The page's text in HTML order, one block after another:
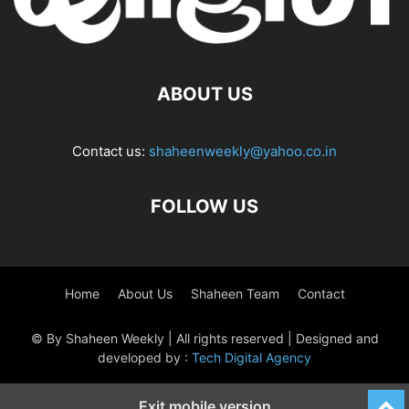
ABOUT US
Contact us: shaheenweekly@yahoo.co.in
FOLLOW US
Home About Us Shaheen Team Contact
© By Shaheen Weekly | All rights reserved | Designed and
developed by : Tech Digital Agency